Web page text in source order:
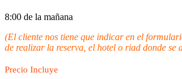
8:00 de la mañana
(El cliente nos tiene que indicar en el
de realizar la reserva, el hotel o riad donde se
Precio Incluye